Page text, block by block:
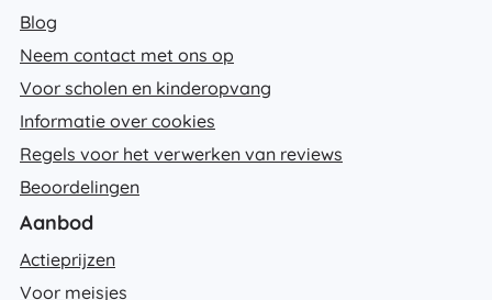
Blog
Neem contact met ons op
Voor scholen en kinderopvang
Informatie over cookies
Regels voor het verwerken van reviews
Beoordelingen
Aanbod
Actieprijzen
Voor meisjes